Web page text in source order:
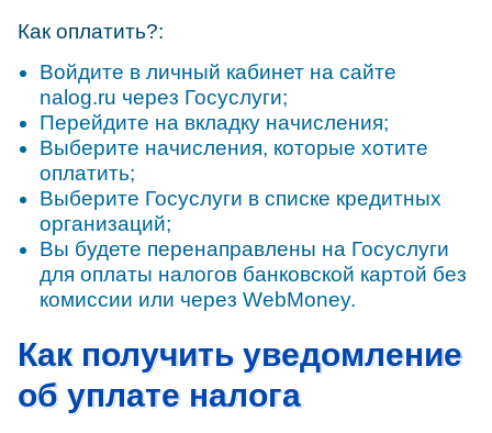
Как оплатить?:
Войдите в личный кабинет на сайте
nalog.ru через Госуслуги;
Перейдите на вкладку начисления;
Выберите начисления, которые хотите
оплатить;
Выберите Госуслуги в списке кредитных
организаций;
Вы будете перенаправлены на Госуслуги
для оплаты налогов банковской картой без
комиссии или через WebMoney.
Как получить уведомление
об уплате налога